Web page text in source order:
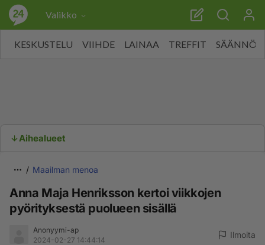
Valikko
KESKUSTELU VIIHDE LAINAA TREFFIT SÄÄNNÖT
Aihealueet
Maailman menoa
Anna Maja Henriksson kertoi viikkojen
pyörityksestä puolueen sisällä
Anonyymi-ap
2024-02-27 14:44:14
Ilmoita